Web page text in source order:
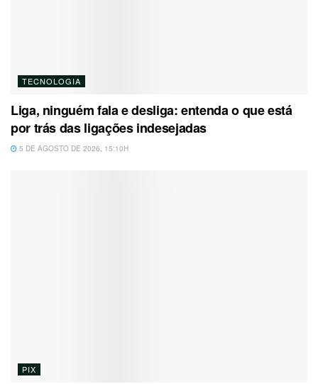
TECNOLOGIA
Liga, ninguém fala e desliga: entenda o que está
por trás das ligações indesejadas
5 DE AGOSTO DE 2026, 15:10H
PIX